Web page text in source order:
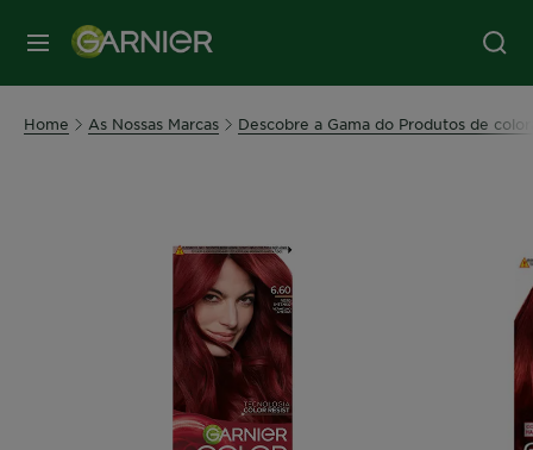
MENU
Home As Nossas Marcas Descobre a Gama do Produtos de